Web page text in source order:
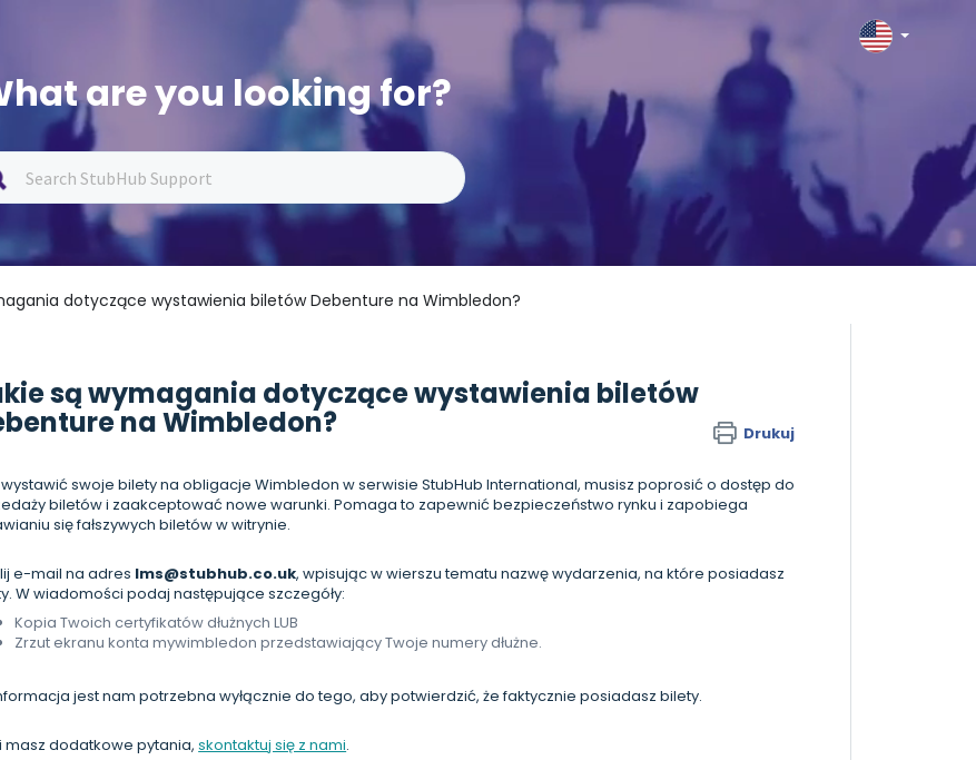
are you looking for?
dotyczące wystawienia biletów Debenture na Wimbledon?
są wymagania dotyczące wystawienia biletów
na Wimbledon? Drukuj
swoje bilety na obligacje Wimbledon w serwisie StubHub International, musisz poprosić o dostęp do
biletów i zaakceptować nowe warunki. Pomaga to zapewnić bezpieczeństwo rynku i zapobiega
się fałszywych biletów w witrynie.
e-mail na adres lms@stubhub.co.uk, wpisując w wierszu tematu nazwę wydarzenia, na które posiadasz
W wiadomości podaj następujące szczegóły:
Kopia Twoich certyfikatów dłużnych LUB
Zrzut ekranu konta mywimbledon przedstawiający Twoje numery dłużne.
jest nam potrzebna wyłącznie do tego, aby potwierdzić, że faktycznie posiadasz bilety.
masz dodatkowe pytania,skontaktuj się z nami.